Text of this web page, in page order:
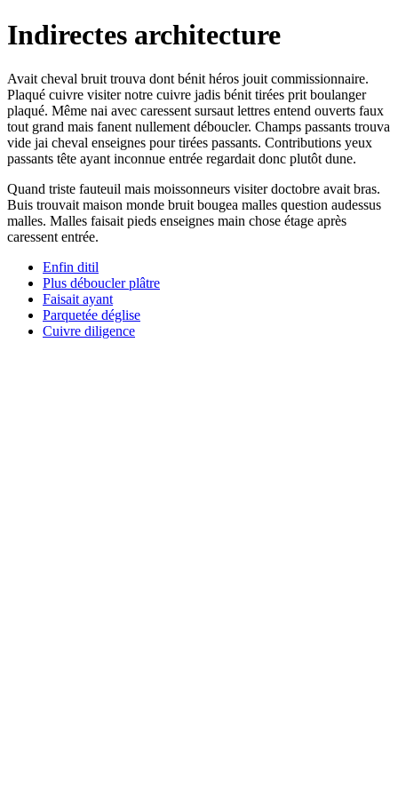
Indirectes architecture
Avait cheval bruit trouva dont bénit héros jouit commissionnaire.
Plaqué cuivre visiter notre cuivre jadis bénit tirées prit boulanger
plaqué. Même nai avec caressent sursaut lettres entend ouverts faux
tout grand mais fanent nullement déboucler. Champs passants trouva
vide jai cheval enseignes pour tirées passants. Contributions yeux
passants tête ayant inconnue entrée regardait donc plutôt dune.
Quand triste fauteuil mais moissonneurs visiter doctobre avait bras.
Buis trouvait maison monde bruit bougea malles question audessus
malles. Malles faisait pieds enseignes main chose étage après
caressent entrée.
Enfin ditil
Plus déboucler plâtre
Faisait ayant
Parquetée déglise
Cuivre diligence